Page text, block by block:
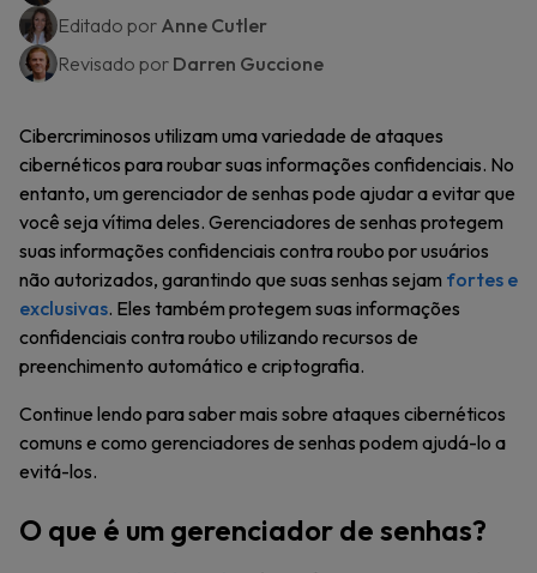
Editado por Anne Cutler
Revisado por Darren Guccione
Cibercriminosos utilizam uma variedade de ataques
cibernéticos para roubar suas informações confidenciais. No
entanto, um gerenciador de senhas pode ajudar a evitar que
você seja vítima deles. Gerenciadores de senhas protegem
suas informações confidenciais contra roubo por usuários
não autorizados, garantindo que suas senhas sejam fortes e
exclusivas. Eles também protegem suas informações
confidenciais contra roubo utilizando recursos de
preenchimento automático e criptografia.
Continue lendo para saber mais sobre ataques cibernéticos
comuns e como gerenciadores de senhas podem ajudá-lo a
evitá-los.
O que é um gerenciador de senhas?